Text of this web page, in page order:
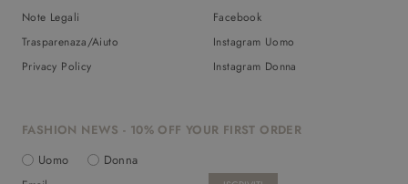
Note Legali
Trasparenaza/Aiuto
Privacy Policy
Facebook
Instagram Uomo
Instagram Donna
FASHION NEWS - 10% OFF YOUR FIRST ORDER
Uomo
Donna